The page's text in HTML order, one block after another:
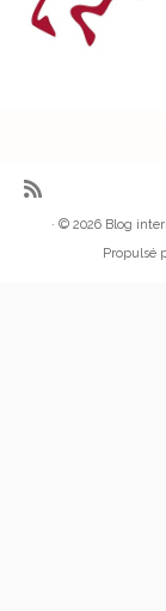
· © 2026 Blog
Propulsé